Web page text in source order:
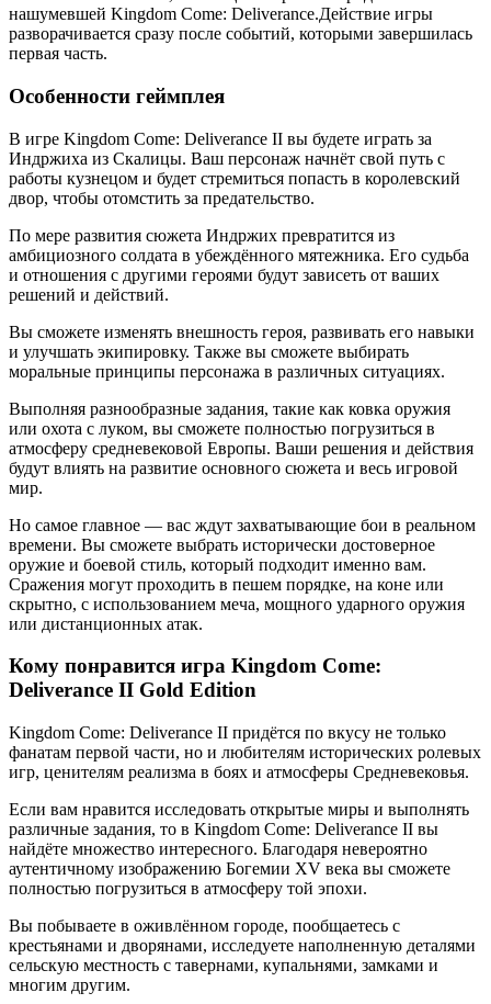
нашумевшей Kingdom Come: Deliverance.Действие игры
разворачивается сразу после событий, которыми завершилась
первая часть.
Особенности геймплея
В игре Kingdom Come: Deliverance II вы будете играть за
Индржиха из Скалицы. Ваш персонаж начнёт свой путь с
работы кузнецом и будет стремиться попасть в королевский
двор, чтобы отомстить за предательство.
По мере развития сюжета Индржих превратится из
амбициозного солдата в убеждённого мятежника. Его судьба
и отношения с другими героями будут зависеть от ваших
решений и действий.
Вы сможете изменять внешность героя, развивать его навыки
и улучшать экипировку. Также вы сможете выбирать
моральные принципы персонажа в различных ситуациях.
Выполняя разнообразные задания, такие как ковка оружия
или охота с луком, вы сможете полностью погрузиться в
атмосферу средневековой Европы. Ваши решения и действия
будут влиять на развитие основного сюжета и весь игровой
мир.
Но самое главное — вас ждут захватывающие бои в реальном
времени. Вы сможете выбрать исторически достоверное
оружие и боевой стиль, который подходит именно вам.
Сражения могут проходить в пешем порядке, на коне или
скрытно, с использованием меча, мощного ударного оружия
или дистанционных атак.
Кому понравится игра Kingdom Come:
Deliverance II Gold Edition
Kingdom Come: Deliverance II придётся по вкусу не только
фанатам первой части, но и любителям исторических ролевых
игр, ценителям реализма в боях и атмосферы Средневековья.
Если вам нравится исследовать открытые миры и выполнять
различные задания, то в Kingdom Come: Deliverance II вы
найдёте множество интересного. Благодаря невероятно
аутентичному изображению Богемии XV века вы сможете
полностью погрузиться в атмосферу той эпохи.
Вы побываете в оживлённом городе, пообщаетесь с
крестьянами и дворянами, исследуете наполненную деталями
сельскую местность с тавернами, купальнями, замками и
многим другим.